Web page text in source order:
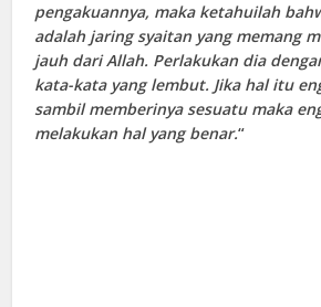
pengakuannya, maka ketahuilah
adalah jaring syaitan yang memang
jauh dari Allah. Perlakukan dia
kata-kata yang lembut. Jika hal itu
sambil memberinya sesuatu maka
melakukan hal yang benar.“